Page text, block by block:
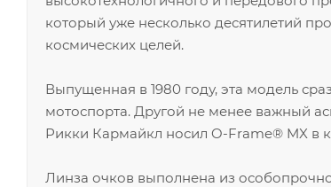
который уже несколько десятилетий
космических целей.
Выпущенная в 1980 году, эта модель
мотоспорта. Другой не менее важный
Рикки Кармайкл носил O-Frame® MX в
Линза очков выполнена из